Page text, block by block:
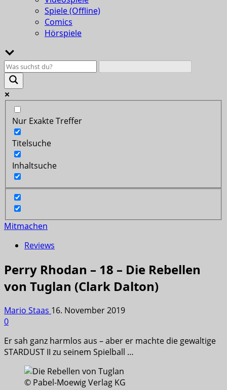
Spiele (Offline)
Comics
Hörspiele
Nur Exakte Treffer
Titelsuche
Inhaltsuche
Mitmachen
Reviews
Perry Rhodan – 18 – Die Rebellen
von Tuglan (Clark Dalton)
Mario Staas 16. November 2019
0
Er sah ganz harmlos aus – aber er machte die gewaltige
STARDUST II zu seinem Spielball …
© Pabel‑Moewig Verlag KG